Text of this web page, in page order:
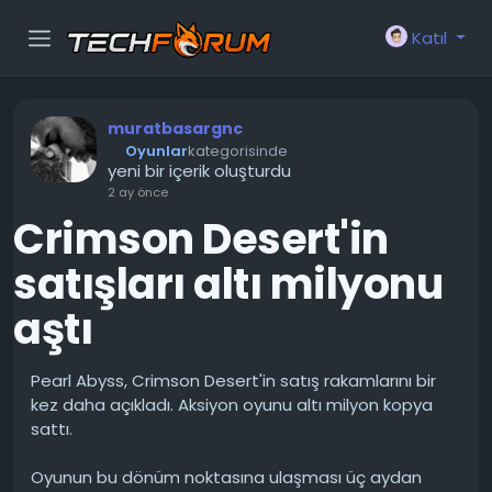
Katıl
muratbasargnc
Oyunlarkategorisinde
yeni bir içerik oluşturdu
2 ay önce
Crimson Desert'in
satışları altı milyonu
aştı
Pearl Abyss, Crimson Desert'in satış rakamlarını bir
kez daha açıkladı. Aksiyon oyunu altı milyon kopya
sattı.
Oyunun bu dönüm noktasına ulaşması üç aydan